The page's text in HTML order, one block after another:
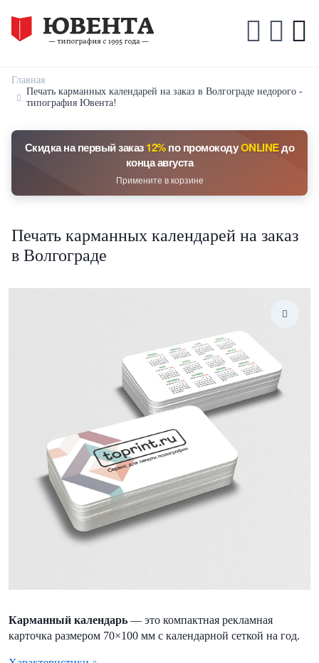
Главная
Печать карманных календарей на заказ в Волгограде недорого -
типография Ювента!
Скидка на первый заказ12%по промокодуONLINEдо
конца августа
Примените в корзине
Печать карманных календарей на заказ
в Волгограде
Карманный календарь — это компактная рекламная
карточка размером 70×100 мм с календарной сеткой на год.